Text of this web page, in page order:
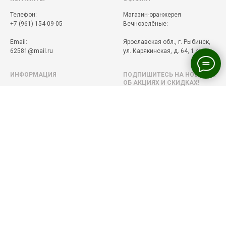
Телефон:
+7 (961) 154-09-05
Email:
62581@mail.ru
Магазин-оранжерея
Вечнозелёные:
Ярославская обл., г. Рыбинск,
ул. Карякинская, д. 64, 1 этаж.
ИНФОРМАЦИЯ
ПОДПИШИТЕСЬ НА НОВОСТИ
ОБ АКЦИЯХ И СКИДКАХ!